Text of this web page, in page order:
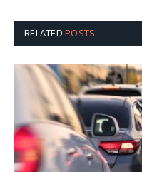
RELATEDPOSTS